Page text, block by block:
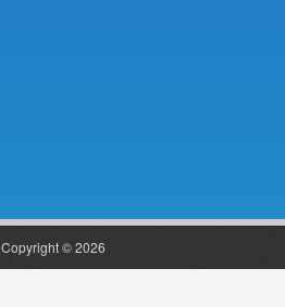
Copyright © 2026